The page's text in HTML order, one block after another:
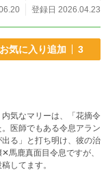
登録日 2026.04.23
お気に入り追加 3
気なマリーは、「花摘令
医師でもある令息アラン
る」と打ち明け、彼の治
鹿真面目令息ですが、
してます。